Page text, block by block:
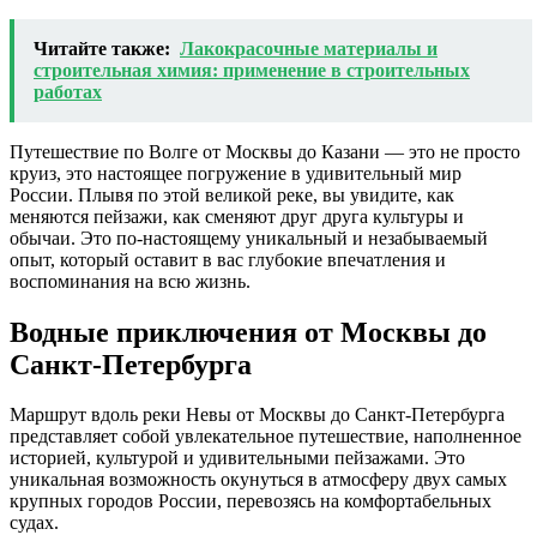
Читайте также: Лакокрасочные материалы и
строительная химия: применение в строительных
работах
Путешествие по Волге от Москвы до Казани — это не просто
круиз, это настоящее погружение в удивительный мир
России. Плывя по этой великой реке, вы увидите, как
меняются пейзажи, как сменяют друг друга культуры и
обычаи. Это по-настоящему уникальный и незабываемый
опыт, который оставит в вас глубокие впечатления и
воспоминания на всю жизнь.
Водные приключения от Москвы до
Санкт-Петербурга
Маршрут вдоль реки Невы от Москвы до Санкт-Петербурга
представляет собой увлекательное путешествие, наполненное
историей, культурой и удивительными пейзажами. Это
уникальная возможность окунуться в атмосферу двух самых
крупных городов России, перевозясь на комфортабельных
судах.